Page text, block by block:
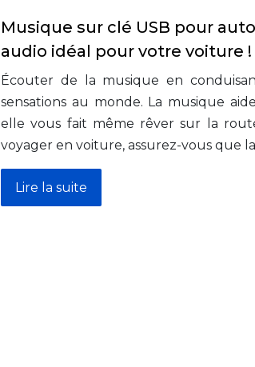
Musique sur clé USB pour
audio idéal pour votre voiture !
Écouter de la musique en
sensations au monde. La musique
elle vous fait même rêver sur la
voyager en voiture, assurez-vous que
Lire la suite